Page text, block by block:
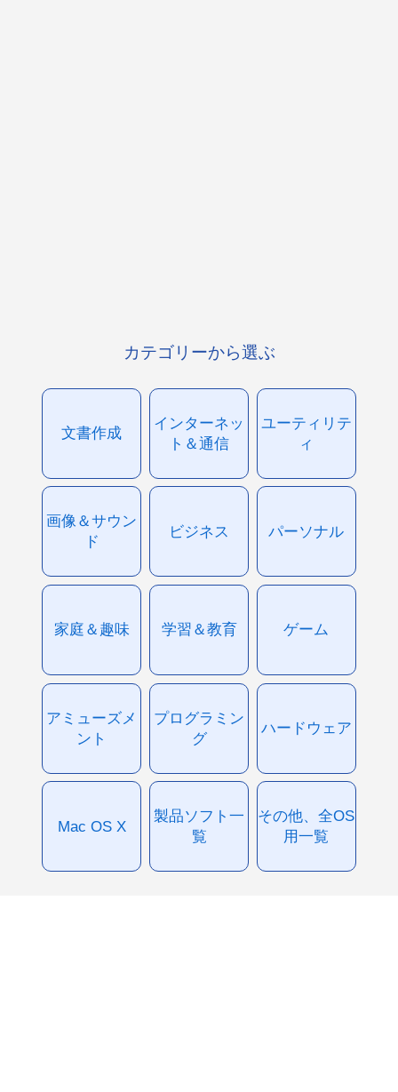
カテゴリーから選ぶ
文書作成
インターネッ
ト＆通信
ユーティリテ
ィ
画像＆サウン
ド
ビジネス パーソナル
家庭＆趣味 学習＆教育 ゲーム
アミューズメ
ント
プログラミン
グ
ハードウェア
Mac OS X
製品ソフト一
覧
その他、全OS
用一覧